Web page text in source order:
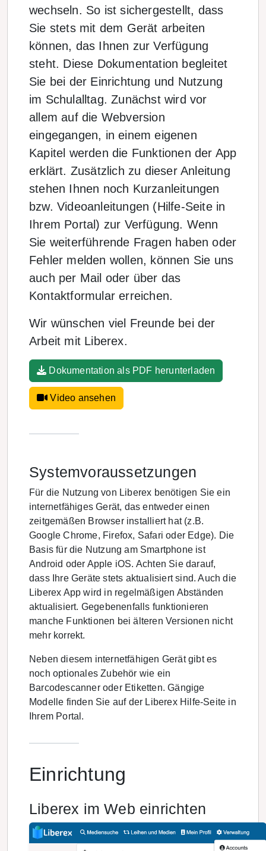
wechseln. So ist sichergestellt, dass
Sie stets mit dem Gerät arbeiten
können, das Ihnen zur Verfügung
steht. Diese Dokumentation begleitet
Sie bei der Einrichtung und Nutzung
im Schulalltag. Zunächst wird vor
allem auf die Webversion
eingegangen, in einem eigenen
Kapitel werden die Funktionen der App
erklärt. Zusätzlich zu dieser Anleitung
stehen Ihnen noch Kurzanleitungen
bzw. Videoanleitungen (Hilfe-Seite in
Ihrem Portal) zur Verfügung. Wenn
Sie weiterführende Fragen haben oder
Fehler melden wollen, können Sie uns
auch per Mail oder über das
Kontaktformular erreichen.
Wir wünschen viel Freunde bei der
Arbeit mit Liberex.
Dokumentation als PDF herunterladen
Video ansehen
Systemvoraussetzungen
Für die Nutzung von Liberex benötigen Sie ein
internetfähiges Gerät, das entweder einen
zeitgemäßen Browser installiert hat (z.B.
Google Chrome, Firefox, Safari oder Edge). Die
Basis für die Nutzung am Smartphone ist
Android oder Apple iOS. Achten Sie darauf,
dass Ihre Geräte stets aktualisiert sind. Auch die
Liberex App wird in regelmäßigen Abständen
aktualisiert. Gegebenenfalls funktionieren
manche Funktionen bei älteren Versionen nicht
mehr korrekt.
Neben diesem internetfähigen Gerät gibt es
noch optionales Zubehör wie ein
Barcodescanner oder Etiketten. Gängige
Modelle finden Sie auf der Liberex Hilfe-Seite in
Ihrem Portal.
Einrichtung
Liberex im Web einrichten